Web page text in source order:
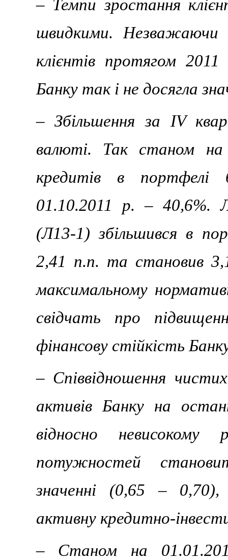
– Темпи зростання
швидкими. Незважаючи
клієнтів протягом 2011
Банку так і не досягла
– Збільшення за IV
валюті. Так станом
кредитів в
01.10.2011 р. – 40,6%.
(Л13-1) збільшився в
2,41 п.п. та становив
максимальному
свідчать про
фінансову стійкість
– Співвідношення
активів Банку на
відносно невисокому
потужностей
значенні (0,65 – 0,70),
активну кредитно-
– Станом на